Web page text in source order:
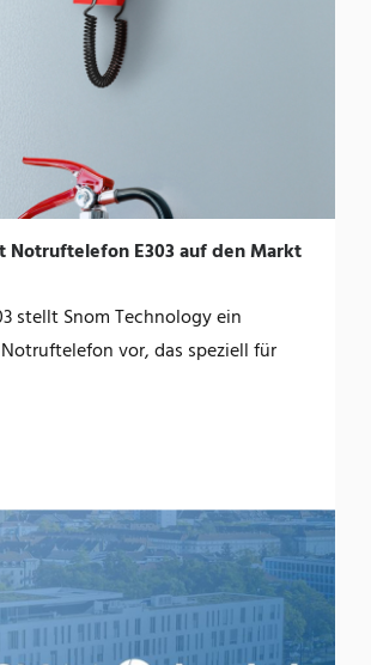
Notruftelefon E303 auf den Markt
stellt Snom Technology ein
vor, das speziell für